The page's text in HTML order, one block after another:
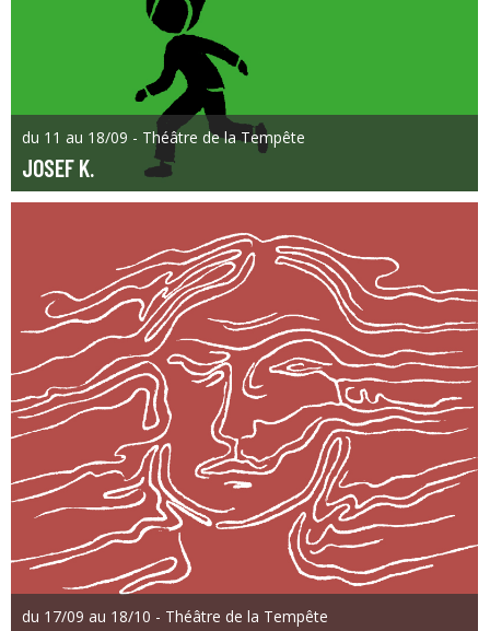
du 11 au 18/09 - Théâtre de la Tempête
JOSEF K.
du 17/09 au 18/10 - Théâtre de la Tempête